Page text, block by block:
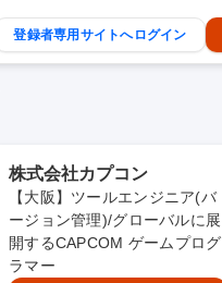
登録者専用サイトへログイン
株式会社カプコン
【大阪】ツールエンジニア(バ
ージョン管理)/グローバルに展
開するCAPCOM ゲームプログ
ラマー